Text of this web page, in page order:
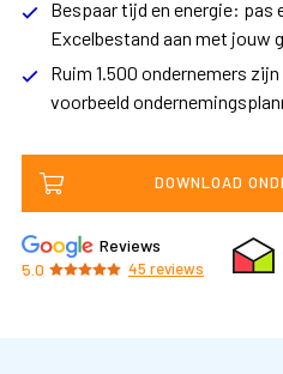
Bespaar tijd en energie: pas
Excelbestand aan met jouw
Ruim 1.500 ondernemers
voorbeeld
DOWNLOAD
Reviews
5.0
45 reviews